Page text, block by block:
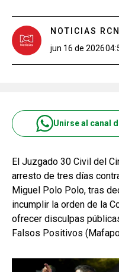
NOTICIAS RCN
jun 16 de 2026
Unirse al canal
El Juzgado 30 Civil del
arresto de tres días
Miguel Polo Polo, tras
incumplir la orden de la
ofrecer disculpas
Falsos Positivos